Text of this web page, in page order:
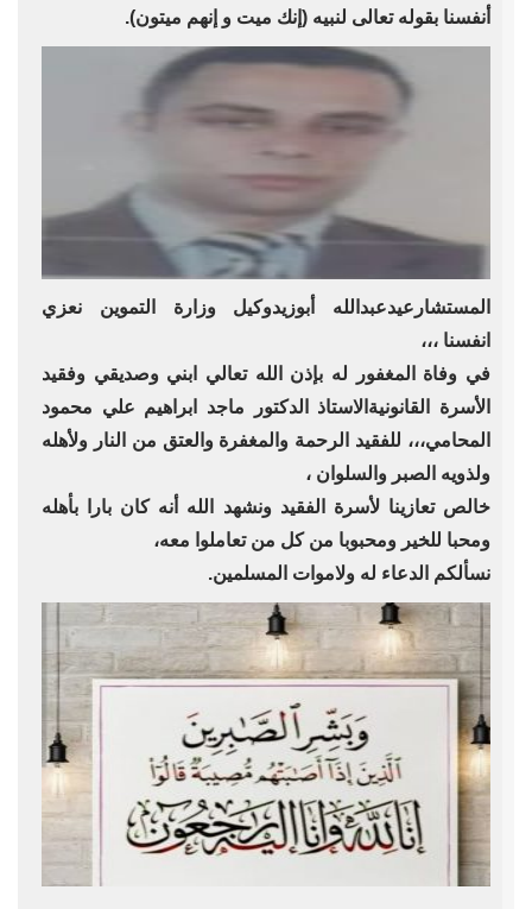
أنفسنا بقوله تعالى لنبيه (إنك ميت و إنهم ميتون).
المستشارعيدعبدالله أبوزيدوكيل وزارة التموين نعزي
انفسنا ،،،
في وفاة المغفور له بإذن الله تعالي ابني وصديقي وفقيد
الأسرة القانونيةالاستاذ الدكتور ماجد ابراهيم علي محمود
المحامي،،، للفقيد الرحمة والمغفرة والعتق من النار ولأهله
ولذويه الصبر والسلوان ،
خالص تعازينا لأسرة الفقيد ونشهد الله أنه كان بارا بأهله
ومحبا للخير ومحبوبا من كل من تعاملوا معه،
نسألكم الدعاء له ولاموات المسلمين.